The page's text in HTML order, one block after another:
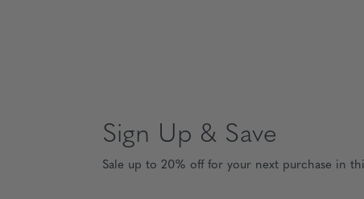
Sign Up & Save
Sale up to 20% off for your next purchase in